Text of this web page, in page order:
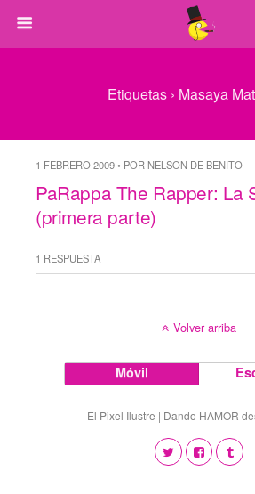
Etiquetas › Masaya
1 FEBRERO 2009 • POR NELSON DE BENITO
PaRappa The Rapper: La
(primera parte)
1 RESPUESTA
Volver arriba
Móvil
El Pixel Ilustre | Dando HAMOR